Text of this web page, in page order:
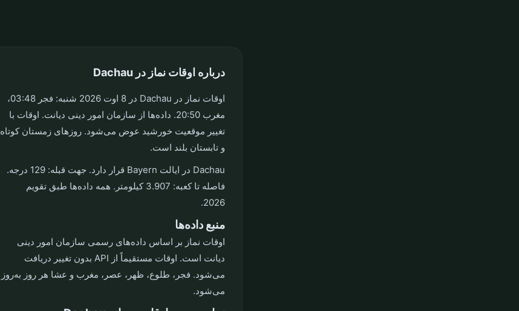
درباره اوقات نماز در Dachau
اوقات نماز در Dachau در 8 اوت 2026 شنبه: فجر 03:48،
مغرب 20:50. داده‌ها از سازمان امور دینی دیانت. اوقات با
تغییر موقعیت خورشید عوض می‌شود. روزهای زمستان کوتاه
و تابستان بلند است.
Dachau در ایالت Bayern قرار دارد. جهت قبله: 129 درجه.
فاصله تا کعبه: 3.907 کیلومتر. همه داده‌ها طبق تقویم
2026.
منبع داده‌ها
اوقات نماز بر اساس داده‌های رسمی سازمان امور دینی
دیانت است. اوقات مستقیماً از API بدون تغییر دریافت
می‌شود. فجر، طلوع، ظهر، عصر، مغرب و عشا هر روز به‌روز
می‌شود.